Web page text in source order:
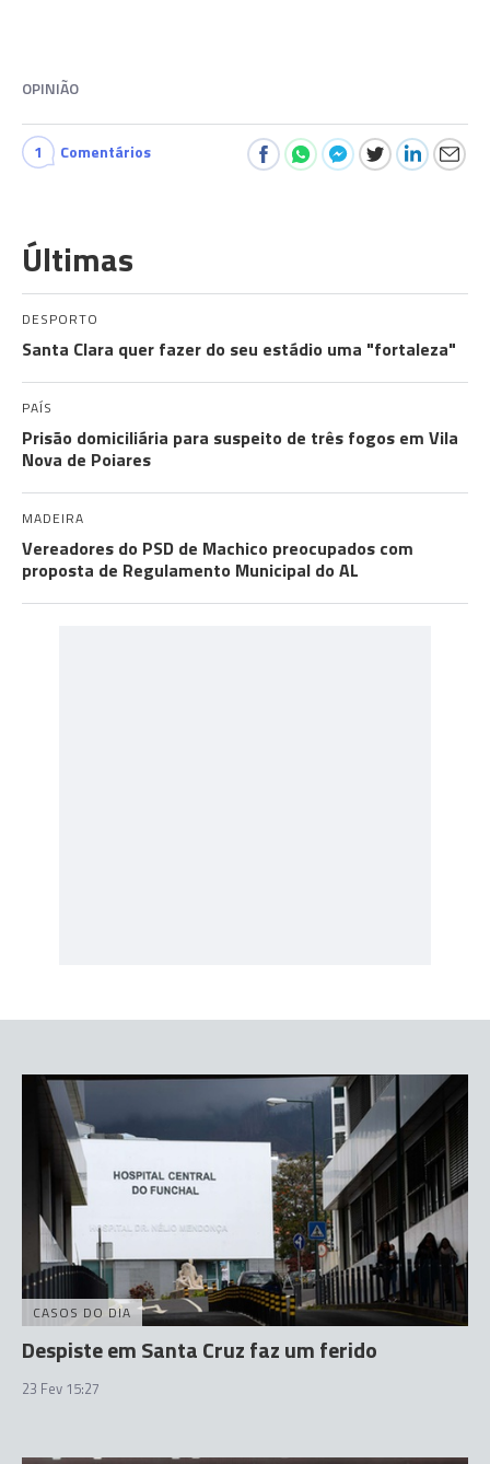
OPINIÃO
1 Comentários
Últimas
DESPORTO
Santa Clara quer fazer do seu estádio uma "fortaleza"
PAÍS
Prisão domiciliária para suspeito de três fogos em Vila
Nova de Poiares
MADEIRA
Vereadores do PSD de Machico preocupados com
proposta de Regulamento Municipal do AL
CASOS DO DIA
Despiste em Santa Cruz faz um ferido
23 Fev 15:27